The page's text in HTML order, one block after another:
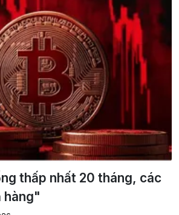
thấp nhất 20 tháng, các
hàng"